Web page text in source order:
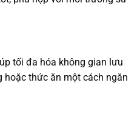
tối đa hóa không gian lưu
hoặc thức ăn một cách ngăn